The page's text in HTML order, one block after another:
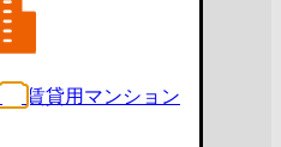
賃貸用マンション